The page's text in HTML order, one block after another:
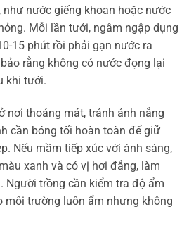
như nước giếng khoan hoặc nước
Mỗi lần tưới, ngâm ngập dụng
15 phút rồi phải gạn nước ra
rằng không có nước đọng lại
khi tưới.
nơi thoáng mát, tránh ánh nắng
cần bóng tối hoàn toàn để giữ
Nếu mầm tiếp xúc với ánh sáng,
xanh và có vị hơi đắng, làm
Người trồng cần kiểm tra độ ẩm
môi trường luôn ẩm nhưng không